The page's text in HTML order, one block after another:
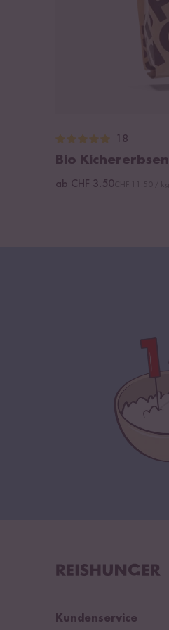
18
Bio Kichererbsen
ab CHF 3.50
Kundenservice